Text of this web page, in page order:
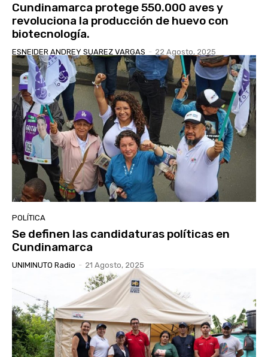
Cundinamarca protege 550.000 aves y
revoluciona la producción de huevo con
biotecnología.
ESNEIDER ANDREY SUAREZ VARGAS - 22 Agosto, 2025
POLÍTICA
Se definen las candidaturas políticas en
Cundinamarca
UNIMINUTO Radio - 21 Agosto, 2025